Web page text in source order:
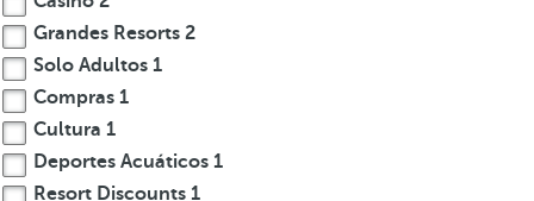
Grandes Resorts 2
Solo Adultos 1
Compras 1
Cultura 1
Deportes Acuáticos 1
Resort Discounts 1
f
a
u
n
a
A